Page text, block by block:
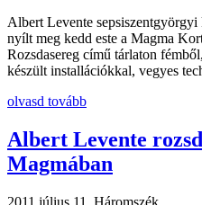
Albert Levente
nyílt meg kedd este a Magma
Rozsdasereg című tárlaton
készült installációkkal, vegyes
olvasd tovább
Albert Levente
Magmában
2011 július 11. Háromszék